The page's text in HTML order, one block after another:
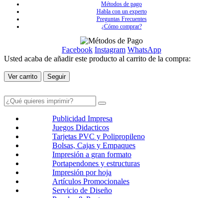
Métodos de pago
Habla con un experto
Preguntas Frecuentes
¿Cómo comprar?
Facebook Instagram WhatsApp
Usted acaba de añadir este producto al carrito de la compra:
Ver carrito Seguir
Publicidad Impresa
Juegos Didacticos
Tarjetas PVC y Polipropileno
Bolsas, Cajas y Empaques
Impresión a gran formato
Portapendones y estructuras
Impresión por hoja
Artículos Promocionales
Servicio de Diseño